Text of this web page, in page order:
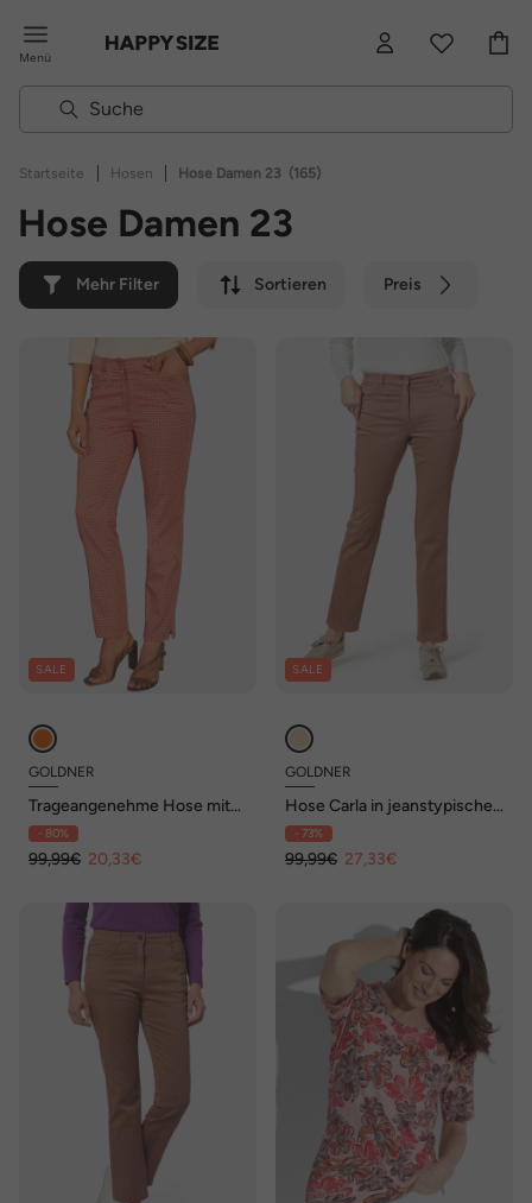
Menü
Startseite | Hosen | Hose Damen 23 (165)
Hose Damen 23
Mehr Filter Sortieren Preis
SALE
GOLDNER
Trageangenehme Hose mit
grafischem Minimaldruck
- 80%
99,99€ 20,33€
SALE
GOLDNER
Hose Carla in jeanstypischer
Form und trendstarker Farbe
- 73%
99,99€ 27,33€